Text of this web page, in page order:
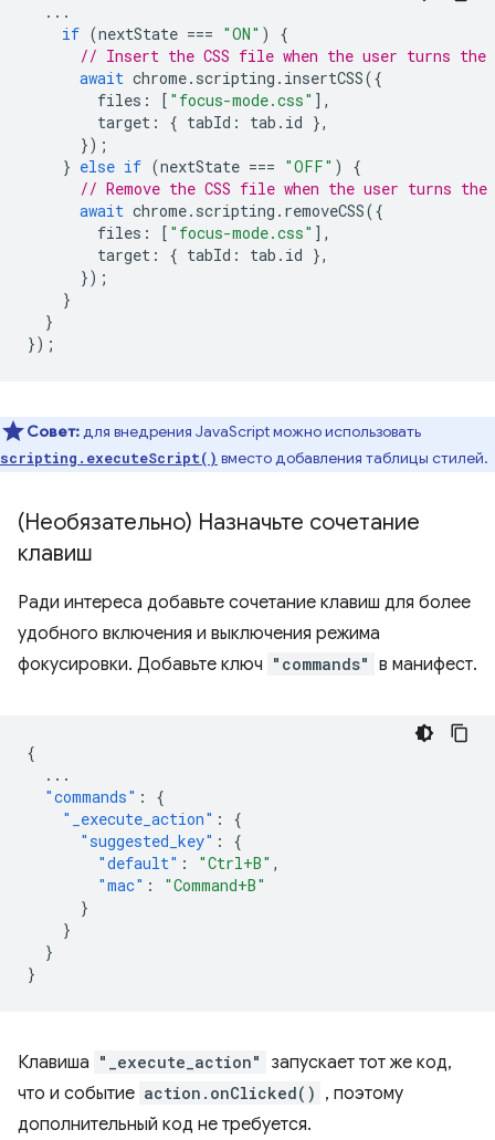
...
if (nextState === "ON" )
{
// Insert the CSS file when the user turns the
await chrome. scripting . insertCSS({
files : [ "focus-mode.css" ],
target : { tabId : tab . id },
});
} else if (nextState === "OFF" )
{
// Remove the CSS file when the user turns
await chrome. scripting . removeCSS({
files : [ "focus-mode.css" ],
target : { tabId : tab . id },
});
}
}
});
Совет:для внедрения JavaScript можно использовать
scripting.executeScript() вместо добавления таблицы стилей.
(Необязательно) Назначьте сочетание
клавиш
Ради интереса добавьте сочетание клавиш для более
удобного включения и выключения режима
фокусировки. Добавьте ключ "commands" в манифест.
{
...
"commands" :
{
"_execute_action" :
{
"suggested_key" :
{
"default" : "Ctrl+B" ,
"mac" :
"Command+B"
}
}
}
}
Клавиша "_execute_action"
запускает тот же код,
что и событие action.onClicked() , поэтому
дополнительный код не требуется.